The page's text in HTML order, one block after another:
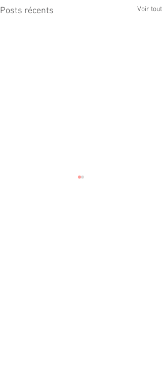
Posts récents Voir tout